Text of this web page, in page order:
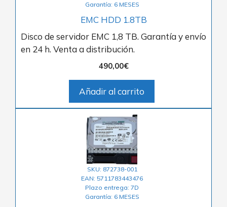
Garantía: 6 MESES
EMC HDD 1.8TB
Disco de servidor EMC 1,8 TB. Garantía y envío
en 24 h. Venta a distribución.
490,00€
Añadir al carrito
SKU: 872738-001
EAN: 5711783443476
Plazo entrega: 7D
Garantía: 6 MESES